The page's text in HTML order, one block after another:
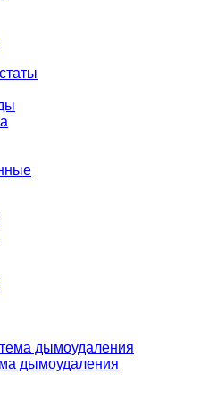
дымоудаления
дымоудаления